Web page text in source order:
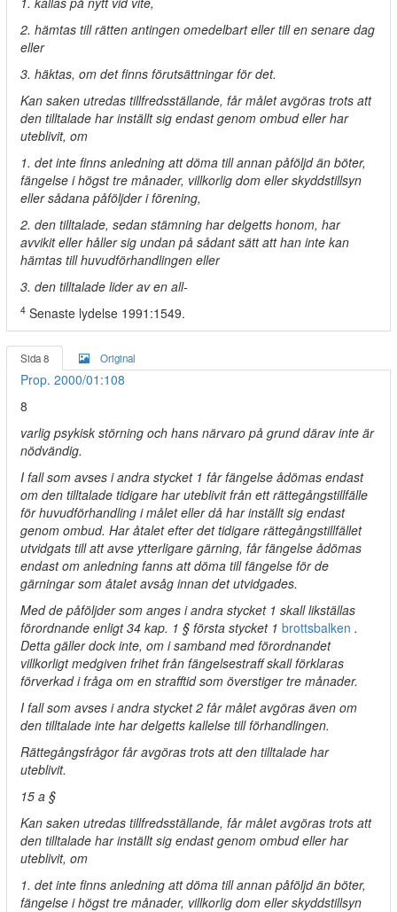
2. hämtas till rätten antingen omedelbart eller till en senare dag
eller
3. häktas, om det finns förutsättningar för det.
Kan saken utredas tillfredsställande, får målet avgöras trots att
den tilltalade har inställt sig endast genom ombud eller har
uteblivit, om
1. det inte finns anledning att döma till annan påföljd än böter,
fängelse i högst tre månader, villkorlig dom eller skyddstillsyn
eller sådana påföljder i förening,
2. den tilltalade, sedan stämning har delgetts honom, har
avvikit eller håller sig undan på sådant sätt att han inte kan
hämtas till huvudförhandlingen eller
3. den tilltalade lider av en all-
4 Senaste lydelse 1991:1549.
Sida 8 Original
Prop. 2000/01:108
8
varlig psykisk störning och hans närvaro på grund därav inte är
nödvändig.
I fall som avses i andra stycket 1 får fängelse ådömas endast
om den tilltalade tidigare har uteblivit från ett rättegångstillfälle
för huvudförhandling i målet eller då har inställt sig endast
genom ombud. Har åtalet efter det tidigare rättegångstillfället
utvidgats till att avse ytterligare gärning, får fängelse ådömas
endast om anledning fanns att döma till fängelse för de
gärningar som åtalet avsåg innan det utvidgades.
Med de påföljder som anges i andra stycket 1 skall likställas
förordnande enligt 34 kap. 1 § första stycket 1 brottsbalken .
Detta gäller dock inte, om i samband med förordnandet
villkorligt medgiven frihet från fängelsestraff skall förklaras
förverkad i fråga om en strafftid som överstiger tre månader.
I fall som avses i andra stycket 2 får målet avgöras även om
den tilltalade inte har delgetts kallelse till förhandlingen.
Rättegångsfrågor får avgöras trots att den tilltalade har
uteblivit.
15 a §
Kan saken utredas tillfredsställande, får målet avgöras trots att
den tilltalade har inställt sig endast genom ombud eller har
uteblivit, om
1. det inte finns anledning att döma till annan påföljd än böter,
fängelse i högst tre månader, villkorlig dom eller skyddstillsyn